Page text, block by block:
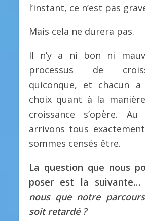
l’instant, ce n’est pas
Mais cela ne durera pas.
Il n’y a ni bon ni
processus de
quiconque, et chacun
choix quant à la
croissance s’opère.
arrivons tous
sommes censés être.
La question que nous
poser est la suivante…
nous que notre
soit retardé ?